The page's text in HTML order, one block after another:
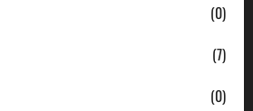
(0)
(7)
(0)